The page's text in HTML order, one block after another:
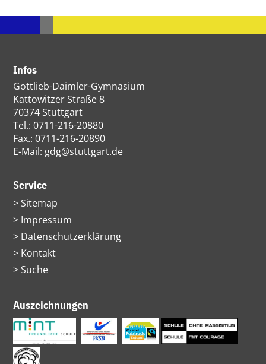
Infos
Gottlieb-Daimler-Gymnasium
Kattowitzer Straße 8
70374 Stuttgart
Tel.: 0711-216-20880
Fax.: 0711-216-20890
E-Mail: gdg@stuttgart.de
Service
Navigation
überspringen
Sitemap
Impressum
Datenschutzerklärung
Kontakt
Suche
Auszeichnungen